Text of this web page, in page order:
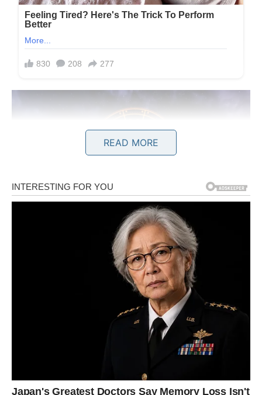
Strijelci su poznati po svom optimizmu i želji za
slobodom. Oni ne vole komplikacije i uvijek pokušavaju
pronaći vedriju stranu života. Međutim, upravo zbog
svoje iskrenosti ponekad kažu više nego što bi trebalo.
U narednom periodu upravo bi riječi mogle postati izvor
READ MORE